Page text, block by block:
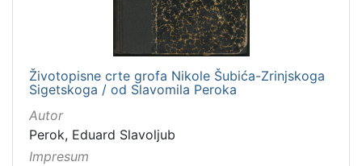
Životopisne crte grofa Nikole Šubića-Zrinjskoga
Sigetskoga / od Slavomila Peroka
Autor
Perok, Eduard Slavoljub
Impresum